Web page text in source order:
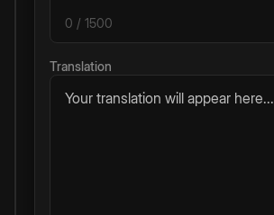
0 / 1500
Translation
Your translation will appear here...